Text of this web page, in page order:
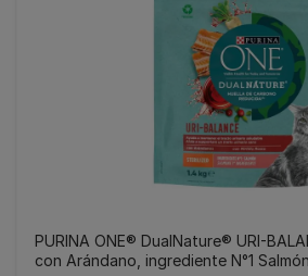
PURINA ONE® DualNature® URI-
con Arándano, ingrediente N°1 Salmón